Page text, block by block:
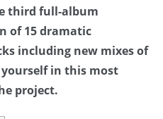
third full-album
of 15 dramatic
including new mixes of
in this most
project.